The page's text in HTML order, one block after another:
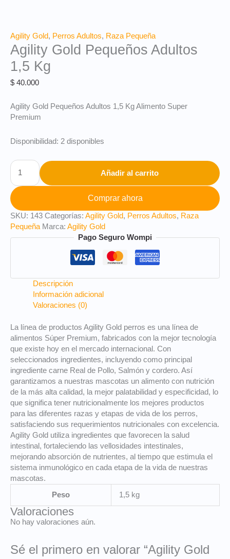
Agility Gold, Perros Adultos, Raza Pequeña
Agility Gold Pequeños Adultos
1,5 Kg
$ 40.000
Agility Gold Pequeños Adultos 1,5 Kg Alimento Super
Premium
Disponibilidad: 2 disponibles
Añadir al carrito
Comprar ahora
SKU: 143 Categorías: Agility Gold, Perros Adultos, Raza
Pequeña Marca: Agility Gold
Pago Seguro Wompi
Descripción
Información adicional
Valoraciones (0)
La línea de productos Agility Gold perros es una línea de
alimentos Súper Premium, fabricados con la mejor tecnología
que existe hoy en el mercado internacional. Con
seleccionados ingredientes, incluyendo como principal
ingrediente carne Real de Pollo, Salmón y cordero. Así
garantizamos a nuestras mascotas un alimento con nutrición
de la más alta calidad, la mejor palatabilidad y especificidad, lo
que significa tener nutricionalmente los mejores productos
para las diferentes razas y etapas de vida de los perros,
satisfaciendo sus requerimientos nutricionales con excelencia.
Agility Gold utiliza ingredientes que favorecen la salud
intestinal, fortaleciendo las vellosidades intestinales,
mejorando absorción de nutrientes, al tiempo que estimula el
sistema inmunológico en cada etapa de la vida de nuestras
mascotas.
Peso
1,5 kg
Valoraciones
No hay valoraciones aún.
Sé el primero en valorar “Agility Gold